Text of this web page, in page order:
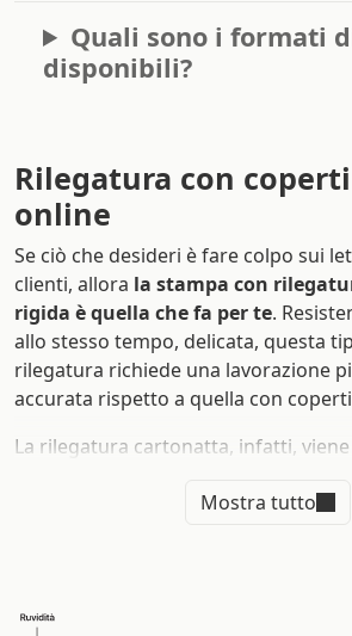
Quali sono i formati
disponibili?
Rilegatura con
online
Se ciò che desideri è fare colpo sui
clienti, allora la stampa con
rigida è quella che fa per te.
allo stesso tempo, delicata, questa
rilegatura richiede una lavorazione
accurata rispetto a quella con
La rilegatura cartonatta, infatti,
e ciò la rende perfetta e indicata per
alle tue pubblicazioni.
Mostra tutto